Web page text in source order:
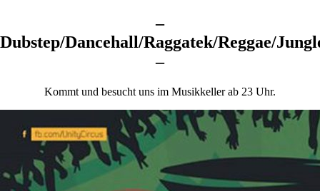
–
Dubstep/Dancehall/Raggatek/Reggae/
–
Kommt und besucht uns im Musikkeller ab 23 Uhr.